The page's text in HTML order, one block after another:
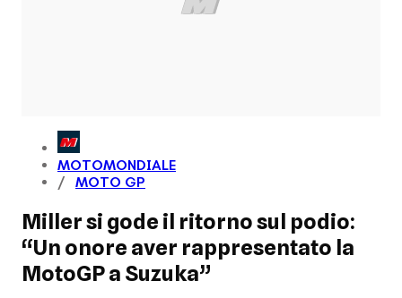
MOTOMONDIALE
MOTO GP
Miller si gode il ritorno sul podio:
“Un onore aver rappresentato la
MotoGP a Suzuka”